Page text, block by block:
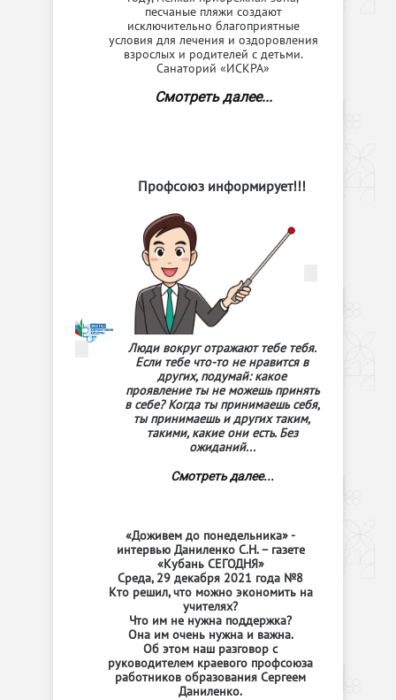
песчаные пляжи создают
исключительно благоприятные
условия для лечения и оздоровления
взрослых и родителей с детьми.
Санаторий «ИСКРА»
Смотреть далее...
Профсоюз информирует!!!
Люди вокруг отражают тебе тебя.
Если тебе что-то не нравится в
других, подумай: какое
проявление ты не можешь принять
в себе? Когда ты принимаешь себя,
ты принимаешь и других таким,
такими, какие они есть. Без
ожиданий...
Смотреть далее...
«Доживем до понедельника» -
интервью Даниленко С.Н. – газете
«Кубань СЕГОДНЯ»
Среда, 29 декабря 2021 года №8
Кто решил, что можно экономить на
учителях?
Что им не нужна поддержка?
Она им очень нужна и важна.
Об этом наш разговор с
руководителем краевого профсоюза
работников образования Сергеем
Даниленко.